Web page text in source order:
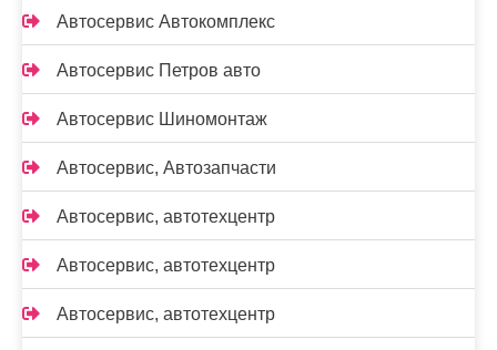
Автосервис Автокомплекс
Автосервис Петров авто
Автосервис Шиномонтаж
Автосервис, Автозапчасти
Автосервис, автотехцентр
Автосервис, автотехцентр
Автосервис, автотехцентр